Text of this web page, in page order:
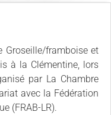
Groseille/framboise et
à la Clémentine, lors
par La Chambre
avec la Fédération
(FRAB-LR).